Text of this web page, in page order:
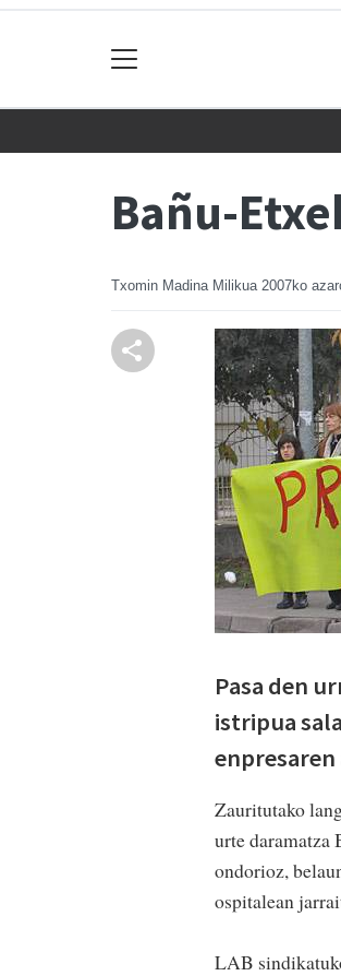
Bañu-
Txomin Madina Milikua 2007ko
Pasa den
istripua
Zauritutako
urte daramatza
ondorioz,
ospitalean
LAB